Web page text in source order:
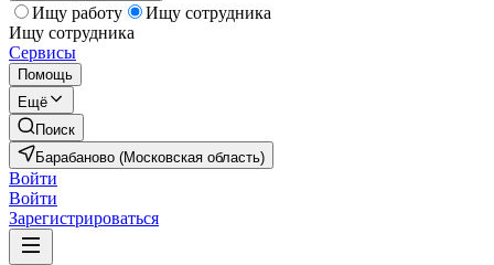
Ищу работу
Ищу сотрудника
Ищу сотрудника
Сервисы
Помощь
Ещё
Поиск
Барабаново (Московская область)
Войти
Войти
Зарегистрироваться